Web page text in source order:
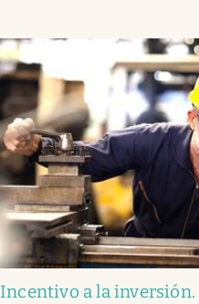
Incentivo a la inversión.